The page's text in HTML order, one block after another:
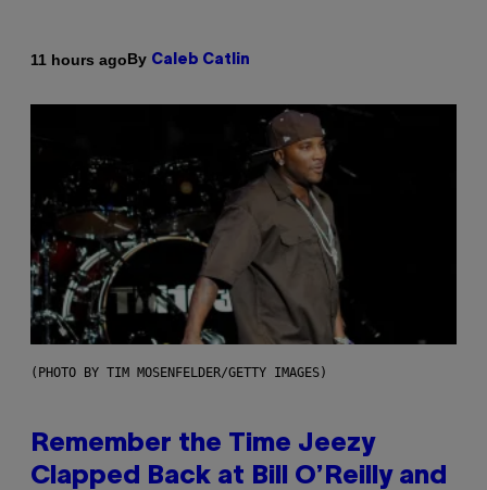
11 hours agoBy Caleb Catlin
(PHOTO BY TIM MOSENFELDER/GETTY IMAGES)
Remember the Time Jeezy
Clapped Back at Bill O’Reilly and